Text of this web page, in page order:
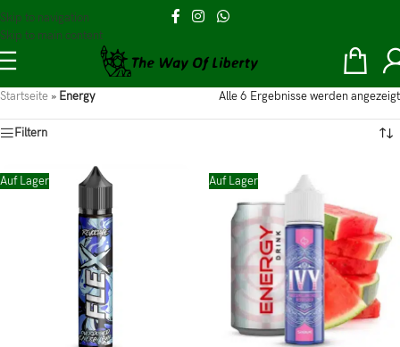
Skip to navigation
Skip to main content
Startseite » Energy Alle 6 Ergebnisse werden angezeigt
Filtern
Auf Lager Auf Lager